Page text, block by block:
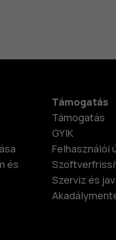
és
Támogatás
Támogatás
GYIK
Felhasználói
Szerviz és